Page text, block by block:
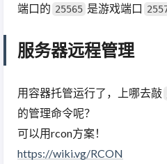
端口的 25565 是游戏端口
服务器远程管理
用容器托管运行了，上哪去敲
的管理命令呢？
可以用rcon方案！
https://wiki.vg/RCON